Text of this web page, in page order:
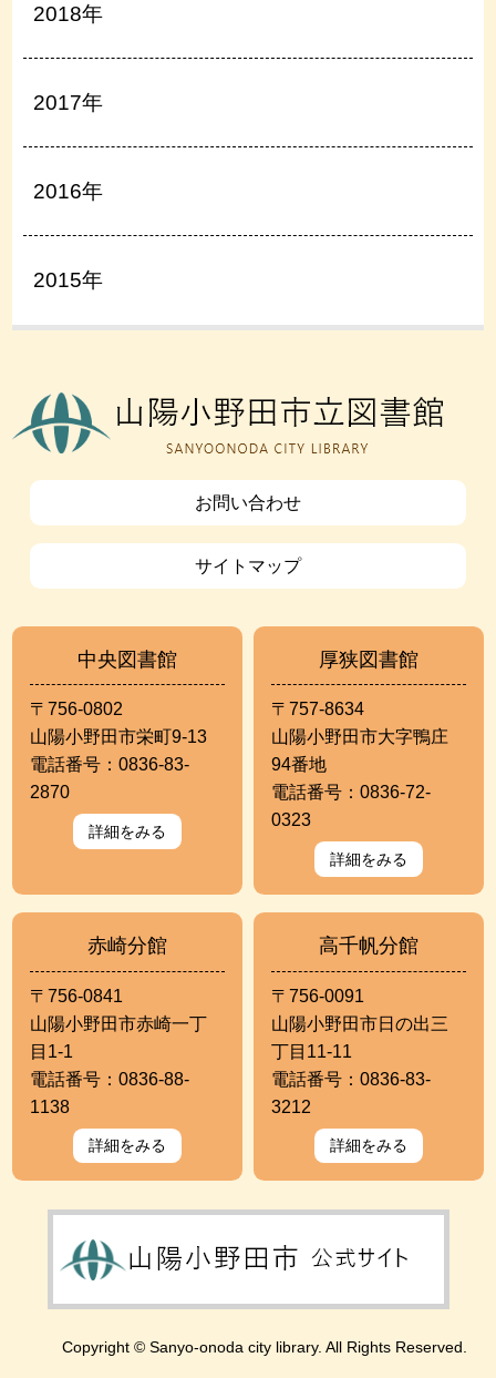
2018年
2017年
2016年
2015年
お問い合わせ
サイトマップ
中央図書館
〒756-0802
山陽小野田市栄町9-13
電話番号：0836-83-
2870
詳細をみる
厚狭図書館
〒757-8634
山陽小野田市大字鴨庄
94番地
電話番号：0836-72-
0323
詳細をみる
赤崎分館
〒756-0841
山陽小野田市赤崎一丁
目1-1
電話番号：0836-88-
1138
詳細をみる
高千帆分館
〒756-0091
山陽小野田市日の出三
丁目11-11
電話番号：0836-83-
3212
詳細をみる
Copyright © Sanyo-onoda city library. All Rights Reserved.